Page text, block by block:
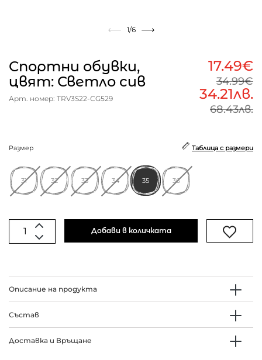
1/6
Спортни обувки,
цвят: Светло сив
Арт. номер: TRV3S22-CG529
17.49€
34.99€
34.21лв.
68.43лв.
Размер Таблица с размери
31 32 33 34 35 36
Добави в количката
Описание на продукта
Състав
Доставка и Връщане